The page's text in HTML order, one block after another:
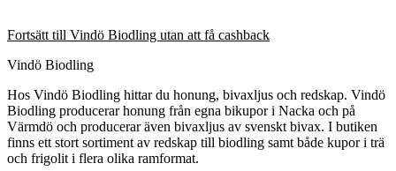
Fortsätt till Vindö Biodling utan att få cashback
Vindö Biodling
Hos Vindö Biodling hittar du honung, bivaxljus och redskap. Vindö
Biodling producerar honung från egna bikupor i Nacka och på
Värmdö och producerar även bivaxljus av svenskt bivax. I butiken
finns ett stort sortiment av redskap till biodling samt både kupor i trä
och frigolit i flera olika ramformat.